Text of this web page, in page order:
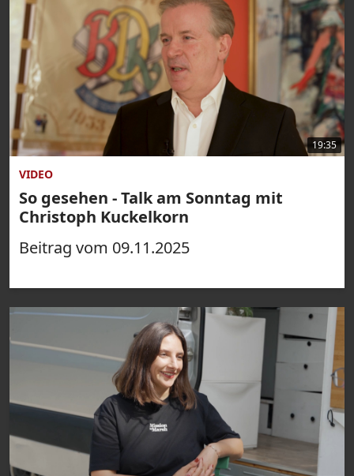
19:35
VIDEO
So gesehen - Talk am Sonntag mit
Christoph Kuckelkorn
Beitrag vom 09.11.2025